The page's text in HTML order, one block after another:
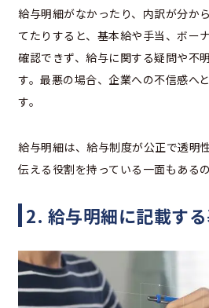
給与明細がなかったり、内訳が分か
てたりすると、基本給や手当、ボー
確認できず、給与に関する疑問や不
す。最悪の場合、企業への不信感へ
す。
給与明細は、給与制度が公正で透明
伝える役割を持っている一面もあるの
2. 給与明細に記載す